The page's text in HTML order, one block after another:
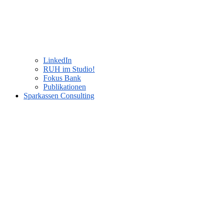
LinkedIn
RUH im Studio!
Fokus Bank
Publikationen
Sparkassen Consulting